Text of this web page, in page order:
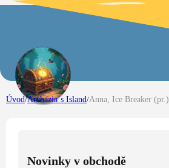
Úvod/Archazia´s Island/Anna, Ice Breaker (pr.)
Novinky v obchodě